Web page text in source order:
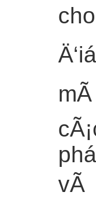
vÃ